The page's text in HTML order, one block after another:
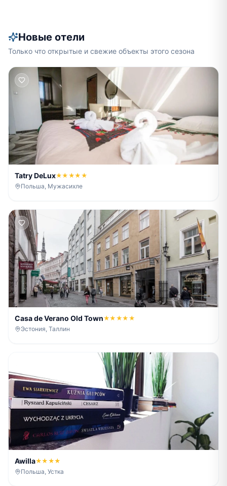
Новые отели
Только что открытые и свежие объекты этого сезона
Tatry DeLux★★★★★
Польша, Мужасихле
Casa de Verano Old Town★★★★★
Эстония, Таллин
Awilla★★★★
Польша, Устка